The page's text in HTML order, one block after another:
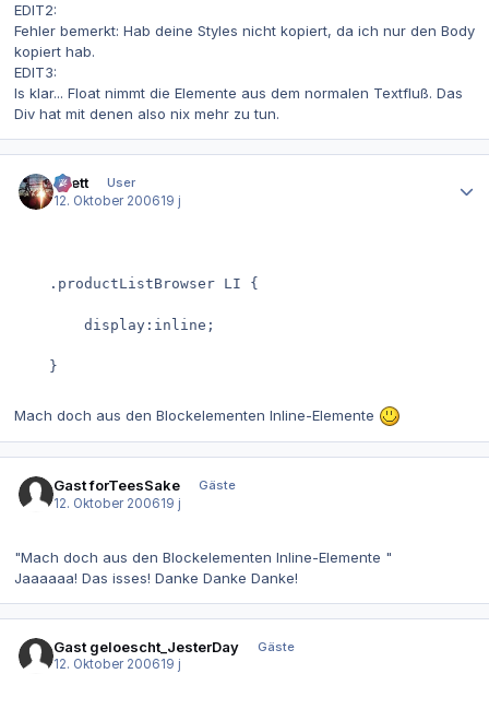
EDIT2:
Fehler bemerkt: Hab deine Styles nicht kopiert, da ich nur den Body
kopiert hab.
EDIT3:
Is klar... Float nimmt die Elemente aus dem normalen Textfluß. Das
Div hat mit denen also nix mehr zu tun.
azett
User
12. Oktober 200619 j
	}
Mach doch aus den Blockelementen Inline-Elemente
Gast forTeesSake
Gäste
12. Oktober 200619 j
"Mach doch aus den Blockelementen Inline-Elemente "
Jaaaaaa! Das isses! Danke Danke Danke!
Gast geloescht_JesterDay
Gäste
12. Oktober 200619 j